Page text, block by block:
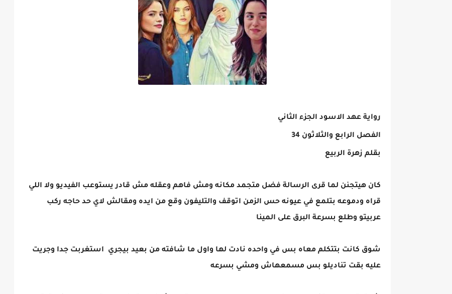
رواية عهد الاسود الجزء الثاني
الفصل الرابع والثلاثون 34
بقلم زهرة الربيع
كان هيتجنن لما قرى الرسالة فضل متجمد مكانه ومش فاهم وعقله مش قادر يستوعب الفيديو ولا اللي
قراه ودموعه بتلمع في عيونه حس الزمن اتوقف والتليفون وقع من ايده ومقالش لاي حد حاجه ركب
عربيتو وطلع بسرعة البرق على المينا
شوق كانت بتتكلم معاه بس في واحده نادت لها واول ما شافته من بعيد بيجري استغربت جدا وجريت
عليه بقت تناديلو بس مسمعهاش ومشي بسرعه